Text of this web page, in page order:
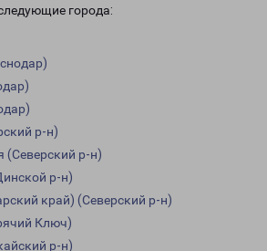
города:
р-н)
(Северский р-н)
р-н)
край) (Северский р-н)
Ключ)
р-н)